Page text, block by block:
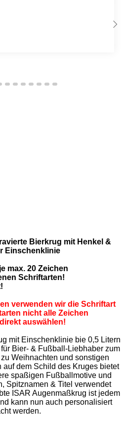
Bierkrug mit Henkel &
Einschenklinie
max. 20 Zeichen
Schriftarten!
verwenden wir die Schriftart
nicht alle Zeichen
auswählen!
mit Einschenklinie bie 0,5 Litern
Bier- & Fußball-Liebhaber zum
Weihnachten und sonstigen
auf dem Schild des Kruges bietet
spaßigen Fußballmotive und
Spitznamen & Titel verwendet
ISAR Augenmaßkrug ist jedem
kann nun auch personalisiert
werden.